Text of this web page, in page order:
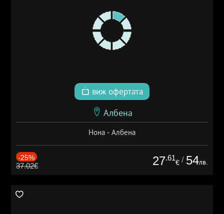
виж офертата
Албена
Нона - Албена
-25%
37.02€ 27.61
€ / 54лв.